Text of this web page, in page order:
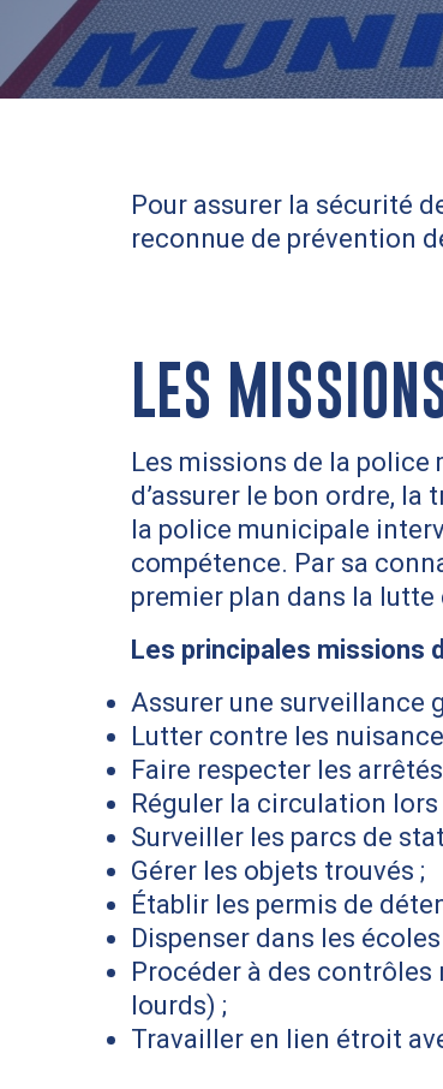
Pour assurer la sécurité
reconnue de prévention
LES
Les missions de la
d’assurer le bon ordre,
la police municipale
compétence. Par sa
premier plan dans la
Les principales missions
Assurer une surveillance
Lutter contre les
Faire respecter les
Réguler la circulation
Surveiller les parcs de
Gérer les objets trouvés ;
Établir les permis de
Dispenser dans les
Procéder à des
lourds) ;
Travailler en lien étroit